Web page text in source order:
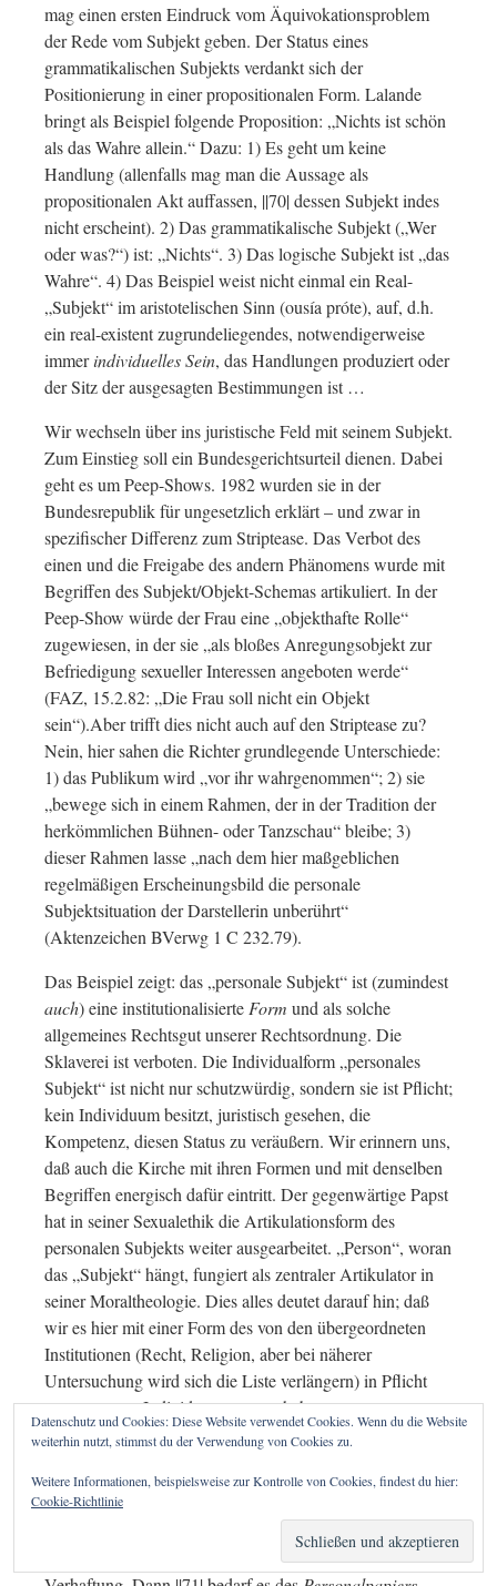
mag einen ersten Eindruck vom Äquivokationsproblem
der Rede vom Subjekt geben. Der Status eines
grammatikalischen Subjekts verdankt sich der
Positionierung in einer propositionalen Form. Lalande
bringt als Beispiel folgende Proposition: „Nichts ist schön
als das Wahre allein.“ Dazu: 1) Es geht um keine
Handlung (allenfalls mag man die Aussage als
propositionalen Akt auffassen, ||70| dessen Subjekt indes
nicht erscheint). 2) Das grammatikalische Subjekt („Wer
oder was?“) ist: „Nichts“. 3) Das logische Subjekt ist „das
Wahre“. 4) Das Beispiel weist nicht einmal ein Real-
„Subjekt“ im aristotelischen Sinn (ousía próte), auf, d.h.
ein real-existent zugrundeliegendes, notwendigerweise
immerindividuelles Sein, das Handlungen produziert oder
der Sitz der ausgesagten Bestimmungen ist …
Wir wechseln über ins juristische Feld mit seinem Subjekt.
Zum Einstieg soll ein Bundesgerichtsurteil dienen. Dabei
geht es um Peep-Shows. 1982 wurden sie in der
Bundesrepublik für ungesetzlich erklärt – und zwar in
spezifischer Differenz zum Striptease. Das Verbot des
einen und die Freigabe des andern Phänomens wurde mit
Begriffen des Subjekt/Objekt-Schemas artikuliert. In der
Peep-Show würde der Frau eine „objekthafte Rolle“
zugewiesen, in der sie „als bloßes Anregungsobjekt zur
Befriedigung sexueller Interessen angeboten werde“
(FAZ, 15.2.82: „Die Frau soll nicht ein Objekt
sein“).Aber trifft dies nicht auch auf den Striptease zu?
Nein, hier sahen die Richter grundlegende Unterschiede:
1) das Publikum wird „vor ihr wahrgenommen“; 2) sie
„bewege sich in einem Rahmen, der in der Tradition der
herkömmlichen Bühnen- oder Tanzschau“ bleibe; 3)
dieser Rahmen lasse „nach dem hier maßgeblichen
regelmäßigen Erscheinungsbild die personale
Subjektsituation der Darstellerin unberührt“
(Aktenzeichen BVerwg 1 C 232.79).
Das Beispiel zeigt: das „personale Subjekt“ ist (zumindest
auch) eine institutionalisierte Form und als solche
allgemeines Rechtsgut unserer Rechtsordnung. Die
Sklaverei ist verboten. Die Individualform „personales
Subjekt“ ist nicht nur schutzwürdig, sondern sie ist Pflicht;
kein Individuum besitzt, juristisch gesehen, die
Kompetenz, diesen Status zu veräußern. Wir erinnern uns,
daß auch die Kirche mit ihren Formen und mit denselben
Begriffen energisch dafür eintritt. Der gegenwärtige Papst
hat in seiner Sexualethik die Artikulationsform des
personalen Subjekts weiter ausgearbeitet. „Person“, woran
das „Subjekt“ hängt, fungiert als zentraler Artikulator in
seiner Moraltheologie. Dies alles deutet darauf hin; daß
wir es hier mit einer Form des von den übergeordneten
Institutionen (Recht, Religion, aber bei näherer
Untersuchung wird sich die Liste verlängern) in Pflicht
genommenen Individuums zu tun haben.
Dem gewöhnlichen Bewußtsein entgeht diese Tatsache,
daß das, was ihm als Privatform gilt, nichts Privates ist,
sondern Rechtsgut und Theologie in einem. Im Krisenfall
der und vor allem Verstoß gegen
die
Ordnung) tritt dies so schlagend hervor wie eine
Datenschutz und Cookies: Diese Website verwendet Cookies. Wenn du die Website
weiterhin nutzt, stimmst du der Verwendung von Cookies zu.
Weitere Informationen, beispielsweise zur Kontrolle von Cookies, findest du hier:
Cookie-Richtlinie